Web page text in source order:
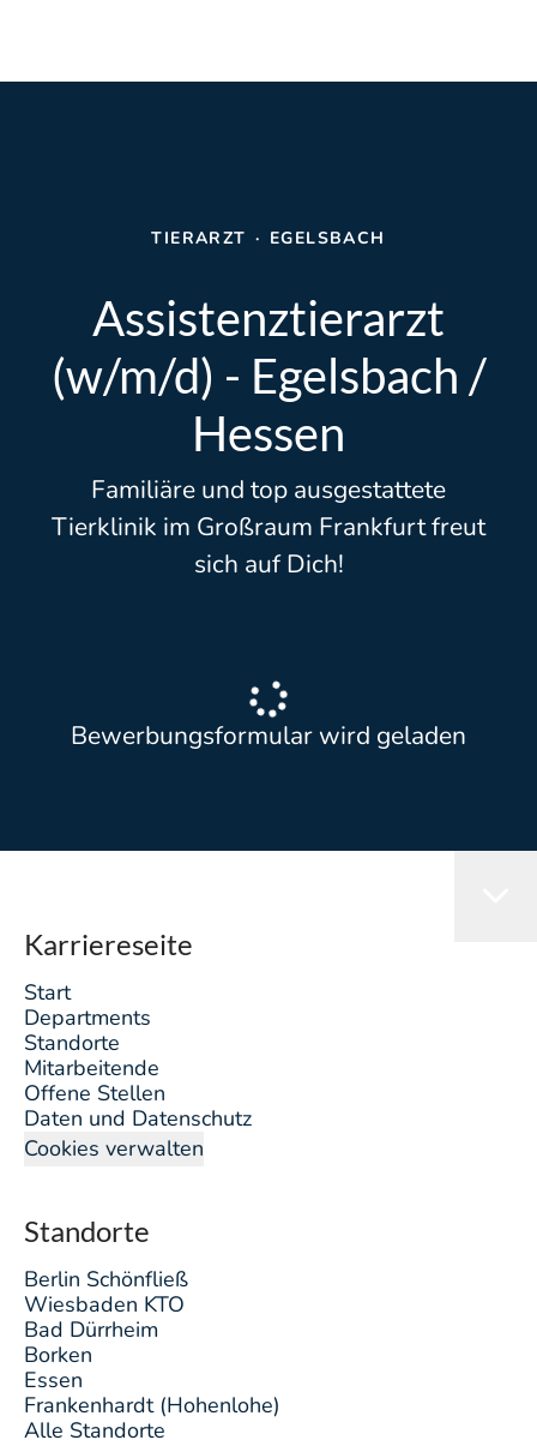
TIERARZT · EGELSBACH
Assistenztierarzt
(w/m/d) - Egelsbach /
Hessen
Familiäre und top ausgestattete
Tierklinik im Großraum Frankfurt freut
sich auf Dich!
Bewerbungsformular wird geladen
Karriereseite
Start
Departments
Standorte
Mitarbeitende
Offene Stellen
Daten und Datenschutz
Cookies verwalten
Standorte
Berlin Schönfließ
Wiesbaden KTO
Bad Dürrheim
Borken
Essen
Frankenhardt (Hohenlohe)
Alle Standorte